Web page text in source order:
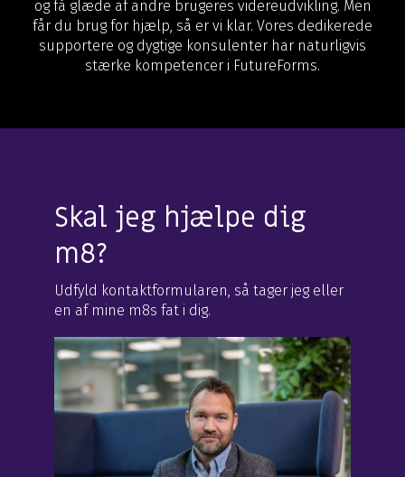
og få glæde af andre brugeres videreudvikling. Men
får du brug for hjælp, så er vi klar. Vores dedikerede
supportere og dygtige konsulenter har naturligvis
stærke kompetencer i FutureForms.
Skal jeg hjælpe dig
m8?
Udfyld kontaktformularen, så tager jeg eller
en af mine m8s fat i dig.